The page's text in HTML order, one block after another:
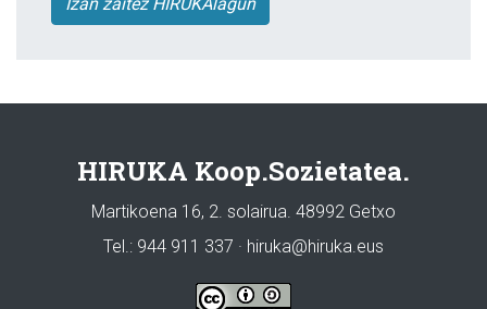
HIRUKA Koop.Sozietatea.
Martikoena 16, 2. solairua. 48992 Getxo
Tel.: 944 911 337 · hiruka@hiruka.eus